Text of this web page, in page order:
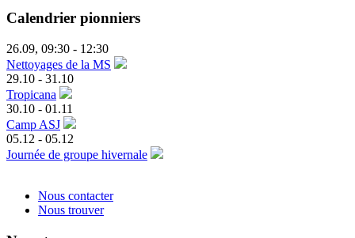
Calendrier pionniers
26.09, 09:30 - 12:30
Nettoyages de la MS
29.10 - 31.10
Tropicana
30.10 - 01.11
Camp ASJ
05.12 - 05.12
Journée de groupe hivernale
Nous contacter
Nous trouver